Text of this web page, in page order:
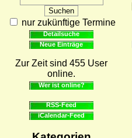
nur zukünftige Termine
Detailsuche
Neue Einträge
Zur Zeit sind 455 User
online.
Wer ist online?
RSS-Feed
iCalendar-Feed